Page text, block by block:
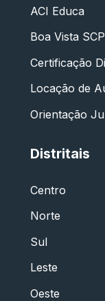
ACI Educa
Boa Vista
Certificação
Locação de
Orientação
Distritais
Centro
Norte
Sul
Leste
Oeste